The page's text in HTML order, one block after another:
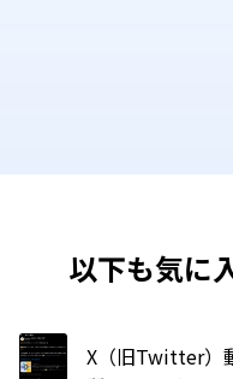
以下も気に
X（旧Twitter）